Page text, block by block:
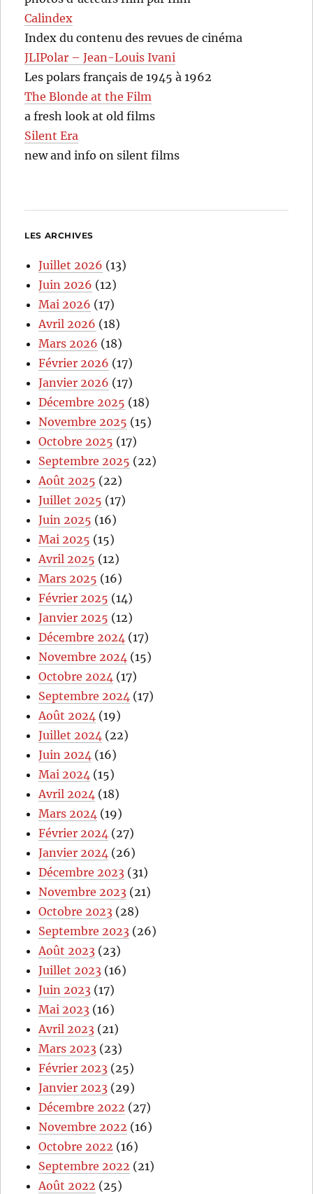
Calindex
Index du contenu des revues de cinéma
JLIPolar – Jean-Louis Ivani
Les polars français de 1945 à 1962
The Blonde at the Film
a fresh look at old films
Silent Era
new and info on silent films
LES ARCHIVES
Juillet 2026 (13)
Juin 2026 (12)
Mai 2026 (17)
Avril 2026 (18)
Mars 2026 (18)
Février 2026 (17)
Janvier 2026 (17)
Décembre 2025 (18)
Novembre 2025 (15)
Octobre 2025 (17)
Septembre 2025 (22)
Août 2025 (22)
Juillet 2025 (17)
Juin 2025 (16)
Mai 2025 (15)
Avril 2025 (12)
Mars 2025 (16)
Février 2025 (14)
Janvier 2025 (12)
Décembre 2024 (17)
Novembre 2024 (15)
Octobre 2024 (17)
Septembre 2024 (17)
Août 2024 (19)
Juillet 2024 (22)
Juin 2024 (16)
Mai 2024 (15)
Avril 2024 (18)
Mars 2024 (19)
Février 2024 (27)
Janvier 2024 (26)
Décembre 2023 (31)
Novembre 2023 (21)
Octobre 2023 (28)
Septembre 2023 (26)
Août 2023 (23)
Juillet 2023 (16)
Juin 2023 (17)
Mai 2023 (16)
Avril 2023 (21)
Mars 2023 (23)
Février 2023 (25)
Janvier 2023 (29)
Décembre 2022 (27)
Novembre 2022 (16)
Octobre 2022 (16)
Septembre 2022 (21)
Août 2022 (25)